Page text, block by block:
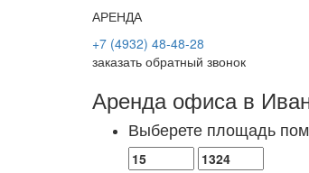
АРЕНДА
+7 (4932) 48-48-28
заказать обратный звонок
Аренда офиса в
Выберете площадь